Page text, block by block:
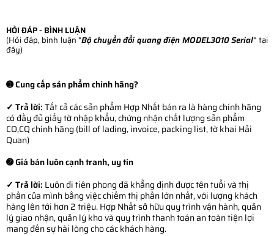
HỎI ĐÁP - BÌNH LUẬN
(Hỏi đáp, bình luận "Bộ chuyển đổi quang điện MODEL3010 Serial" tại
đây)
➊ Cung cấp sản phẩm chính hãng?
✓ Trả lời:Tất cả các sản phẩm Hợp Nhất bán ra là hàng chính hãng
có đầy đủ giấy tờ nhập khẩu, chứng nhận chất lượng sản phẩm
CO,CQ chính hãng (bill of lading, invoice, packing list, tờ khai Hải
Quan)
➋ Giá bán luôn cạnh tranh, uy tín
✓ Trả lời: Luôn đi tiên phong đã khẳng định được tên tuổi và thị
phần của mình bằng việc chiếm thị phần lớn nhất, với lượng khách
hàng lên tới hơn 2 triệu. Hợp Nhất sở hữu quy trình vận hành, quản
lý giao nhận, quản lý kho và quy trình thanh toán an toàn tiện lợi
mang đến sự hài lòng cho các khách hàng.